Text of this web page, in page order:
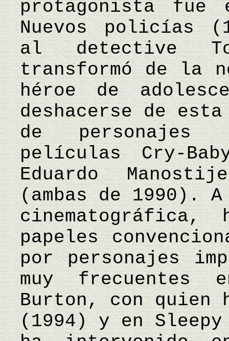
protagonista
Nuevos policías
al detective
transformó de la
héroe de
deshacerse de
de personajes
películas Cry-
Eduardo
(ambas de 1990).
cinematográfica,
papeles
por personajes
muy
Burton, con quien
(1994) y en